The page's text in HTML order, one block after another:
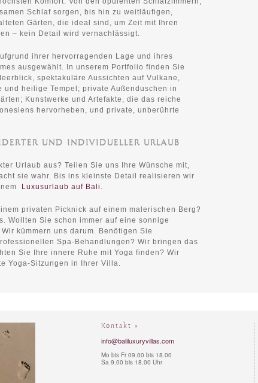
Schlaf sorgen, bis hin zu weitläufigen,
Gärten, die ideal sind, um Zeit mit Ihren
– kein Detail wird vernachlässigt.
ihrer hervorragenden Lage und ihres
ausgewählt. In unserem Portfolio finden Sie
spektakuläre Aussichten auf Vulkane,
und heilige Tempel; private Außenduschen in
Kunstwerke und Artefakte, die das reiche
hervorheben, und private, unberührte
UND INDIVIDUELLER URLAUB
Urlaub aus? Teilen Sie uns Ihre Wünsche mit,
sie wahr. Bis ins kleinste Detail realisieren wir
Luxusurlaub auf Bali .
privaten Picknick auf einem malerischen Berg?
Wollten Sie schon immer auf eine sonnige
kümmern uns darum. Benötigen Sie
Spa-Behandlungen? Wir bringen das
Sie Ihre innere Ruhe mit Yoga finden? Wir
Yoga-Sitzungen in Ihrer Villa.
Kontakt »
info@baliluxuryvillas.com
Mo bis Fr 09.00 bis 18.00
Sa 9.00 bis 18.00 Uhr